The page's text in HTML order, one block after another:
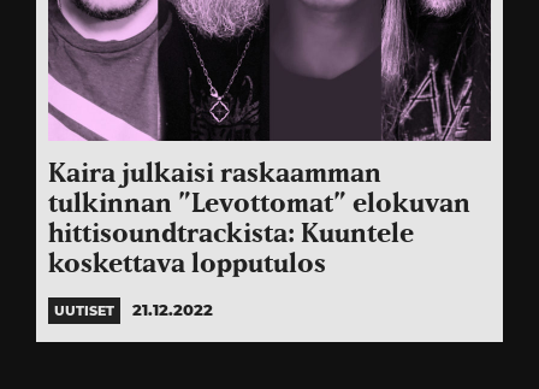
Kaira julkaisi raskaamman
tulkinnan ”Levottomat” elokuvan
hittisoundtrackista: Kuuntele
koskettava lopputulos
UUTISET 21.12.2022